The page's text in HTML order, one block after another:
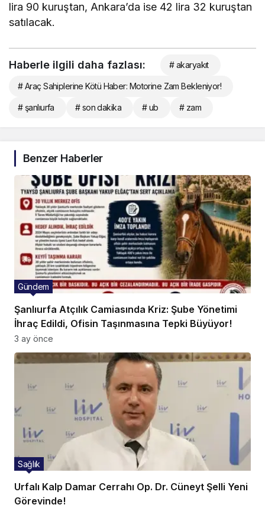
lira 90 kuruştan, Ankara’da ise 42 lira 32 kuruştan
satılacak.
Haberle ilgili daha fazlası: # akaryakıt
# Araç Sahiplerine Kötü Haber: Motorine Zam Bekleniyor!
# şanlıurfa # son dakika # ub # zam
Benzer Haberler
Şanlıurfa Atçılık Camiasında Kriz: Şube Yönetimi
İhraç Edildi, Ofisin Taşınmasına Tepki Büyüyor!
Gündem
3 ay önce
Urfalı Kalp Damar Cerrahı Op. Dr. Cüneyt Şelli Yeni
Görevinde!
Sağlık